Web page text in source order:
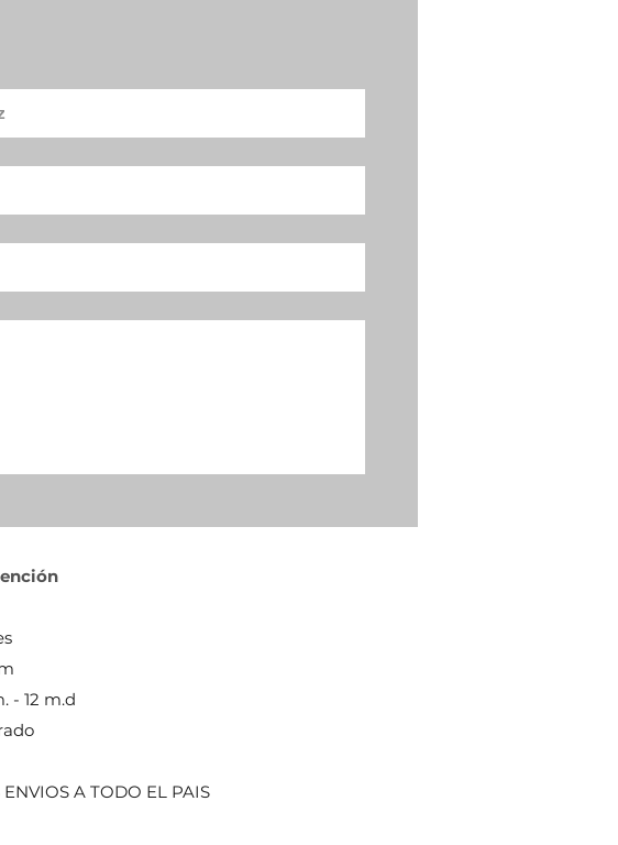
- 12 m.d
A TODO EL PAIS